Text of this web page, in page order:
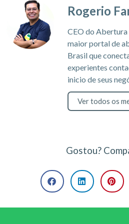
Rogerio
CEO do Abertura
maior portal de
Brasil que
experientes
inicio de seus
Ver todos os
Gostou?